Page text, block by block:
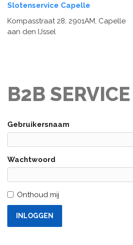
Slotenservice Capelle
Kompasstraat 28, 2901AM, Capelle
aan den IJssel
B2B SERVICE
Gebruikersnaam
Wachtwoord
Onthoud mij
INLOGGEN